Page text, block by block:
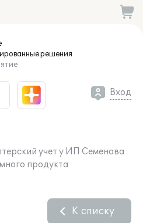
решения
Вход
учет у ИП Семенова
продукта
К списку